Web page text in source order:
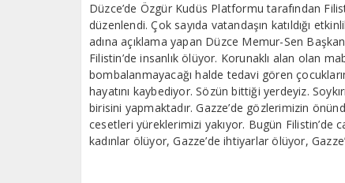
Düzce’de Özgür Kudüs Platformu tarafından
düzenlendi. Çok sayıda vatandaşın katıldığı
adına açıklama yapan Düzce Memur-Sen
Filistin’de insanlık ölüyor. Korunaklı alan olan
bombalanmayacağı halde tedavi gören
hayatını kaybediyor. Sözün bittiği yerdeyiz.
birisini yapmaktadır. Gazze’de gözlerimizin
cesetleri yüreklerimizi yakıyor. Bugün Filistin’de
kadınlar ölüyor, Gazze’de ihtiyarlar ölüyor,